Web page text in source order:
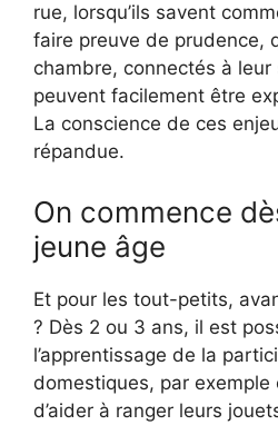
rue, lorsqu’ils savent
faire preuve de prudence,
chambre, connectés à
peuvent facilement être
La conscience de ces
répandue.
On commence
jeune âge
Et pour les tout-petits,
? Dès 2 ou 3 ans, il est
l’apprentissage de la
domestiques, par
d’aider à ranger leurs